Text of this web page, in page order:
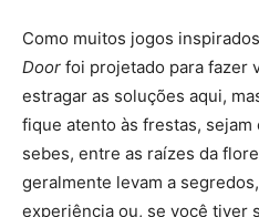
Como muitos jogos
Door foi projetado para fazer
estragar as soluções aqui,
fique atento às frestas, sejam
sebes, entre as raízes da
geralmente levam a
experiência ou, se você tiver